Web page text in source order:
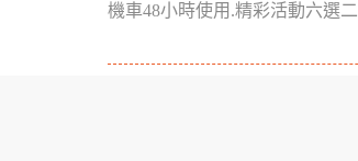
機車48小時使用.精彩活動六選二